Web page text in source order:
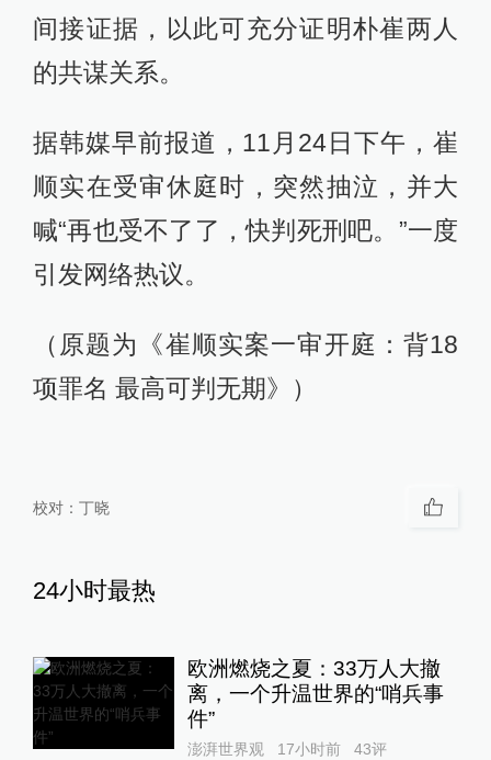
间接证据，以此可充分证明朴崔两人
的共谋关系。
据韩媒早前报道，11月24日下午，崔
顺实在受审休庭时，突然抽泣，并大
喊“再也受不了了，快判死刑吧。”一度
引发网络热议。
（原题为《崔顺实案一审开庭：背18
项罪名 最高可判无期》）
校对： 丁晓
24小时最热
欧洲燃烧之夏：33万人大撤
离，一个升温世界的“哨兵事
件”
澎湃世界观 17小时前 43评